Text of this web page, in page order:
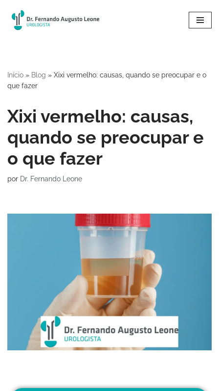
Pular
Início » Blog » Xixi vermelho: causas, quando se preocupar e o
que fazer
Xixi vermelho: causas,
quando se preocupar e
o que fazer
por Dr. Fernando Leone